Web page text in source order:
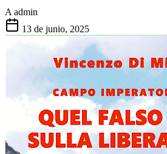
A admin
13 de junio, 2025